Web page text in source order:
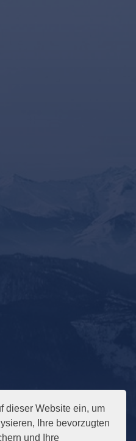
dieser Website ein, um
Ihre bevorzugten
und Ihre